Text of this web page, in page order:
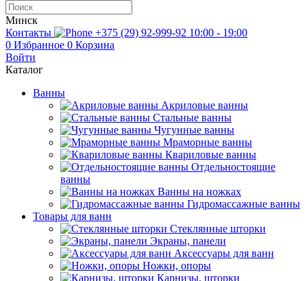
Минск
Контакты
+375 (29) 92-999-92 10:00 - 19:00
0 Избранное 0 Корзина
Войти
Каталог
Ванны
Акриловые ванны
Стальные ванны
Чугунные ванны
Мраморные ванны
Квариловые ванны
Отдельностоящие
ванны
Ванны на ножках
Гидромассажные ванны
Товары для ванн
Стеклянные шторки
Экраны, панели
Аксессуары для ванн
Ножки, опоры
Карнизы, шторки